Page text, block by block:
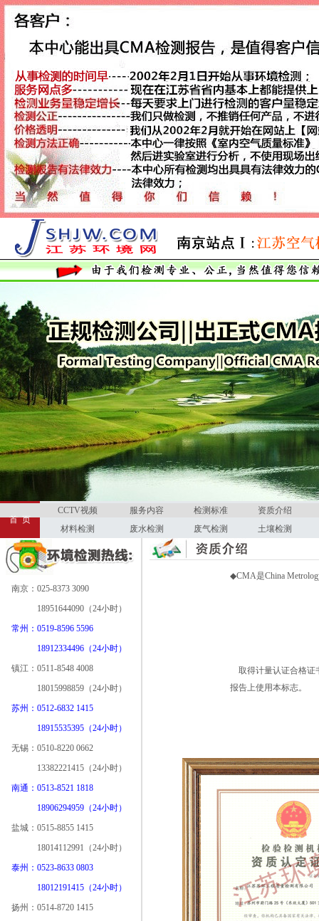
首 页
CCTV视频 服务内容 检测标准
资质介绍
材料检测
废水检测 废气检测 土壤检测
南京：025-8373 3090
18951644090（24小时）
常州：0519-8596 5596
18912334496（24小时）
镇江：0511-8548 4008
18015998859（24小时）
苏州：0512-6832 1415
18915535395（24小时）
无锡：0510-8220 0662
13382221415（24小时）
南通：0513-8521 1818
18906294959（24小时）
盐城：0515-8855 1415
18014112991（24小时）
泰州：0523-8633 0803
18012191415（24小时）
扬州：0514-8720 1415
◆CMA是China
取得计量认证合格证
报告上使用本标志。